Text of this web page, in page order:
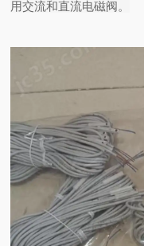
用交流和直流电磁阀。